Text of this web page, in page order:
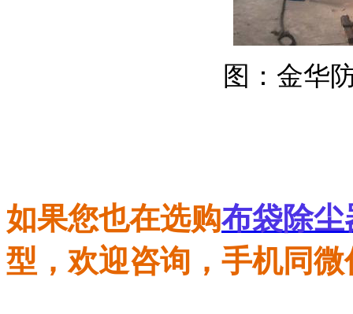
图： 金华
如果您也在选购布袋除尘
型，欢迎咨询，手机同微